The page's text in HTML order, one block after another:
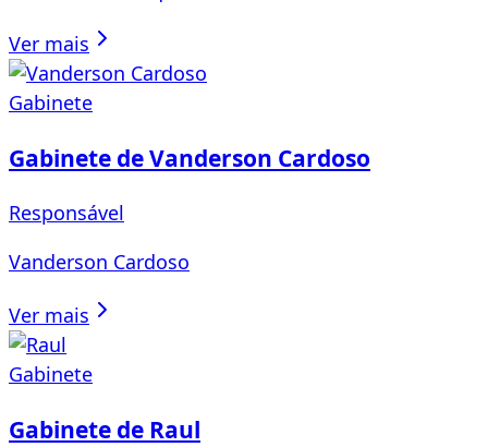
Ver mais
Gabinete
Gabinete de Vanderson Cardoso
Responsável
Vanderson Cardoso
Ver mais
Gabinete
Gabinete de Raul